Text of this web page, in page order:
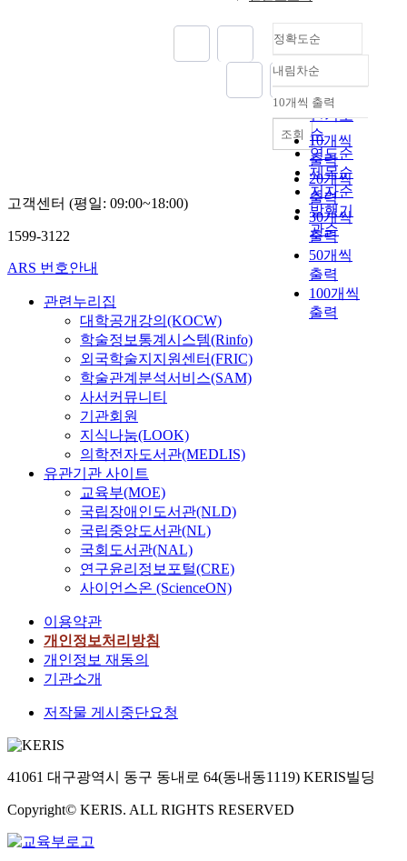
정확도순
정확도
순
인기도
순
연도순
제목순
저자순
발행기
관순
내림차순
내림차순
10개씩 출력
10개씩
출력
20개씩
출력
30개씩
출력
50개씩
출력
100개씩
출력
조회
고객센터 (평일: 09:00~18:00)
1599-3122
ARS 번호안내
관련누리집
대학공개강의(KOCW)
학술정보통계시스템(Rinfo)
외국학술지지원센터(FRIC)
학술관계분석서비스(SAM)
사서커뮤니티
기관회원
지식나눔(LOOK)
의학전자도서관(MEDLIS)
유관기관 사이트
교육부(MOE)
국립장애인도서관(NLD)
국립중앙도서관(NL)
국회도서관(NAL)
연구윤리정보포털(CRE)
사이언스온 (ScienceON)
이용약관
개인정보처리방침
개인정보 재동의
기관소개
저작물 게시중단요청
41061 대구광역시 동구 동내로 64(동내동1119) KERIS빌딩
Copyright© KERIS. ALL RIGHTS RESERVED